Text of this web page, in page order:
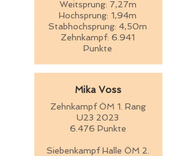
Weitsprung: 7,27m
Hochsprung: 1,94m
Stabhochsprung: 4,50m
Zehnkampf: 6.941
Punkte
Mika Voss
Zehnkampf ÖM 1. Rang
U23 2023
6.476 Punkte
Siebenkampf Halle ÖM 2.